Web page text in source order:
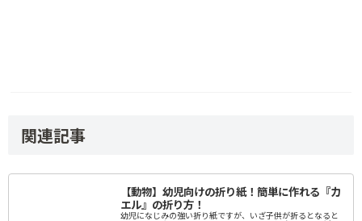
関連記事
【動物】幼児向けの折り紙！簡単に作れる『カ
エル』の折り方！
幼児になじみの強い折り紙ですが、いざ子供が折るとなると